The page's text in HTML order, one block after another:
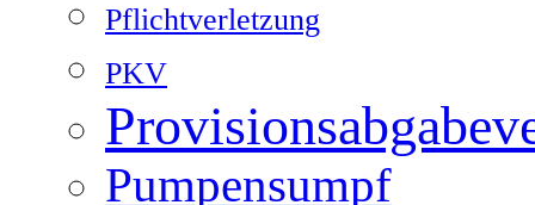
Pflichtverletzung
PKV
Pumpensumpf